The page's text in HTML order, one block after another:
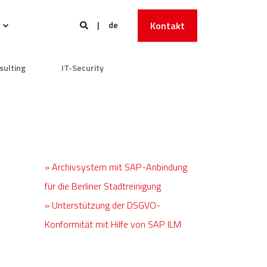
de Kontakt
IT-Security
» Archivsystem mit SAP-Anbindung
für die Berliner Stadtreinigung
» Unterstützung der DSGVO-
Konformität mit Hilfe von SAP ILM